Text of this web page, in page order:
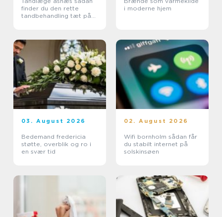
finder du den rette
tandbehandling tæt på
i moderne hjem
03. August 2026
Bedemand fredericia
støtte, overblik og ro i
en svær tid
02. August 2026
Wifi bornholm sådan får
du stabilt internet på
solskinsøen